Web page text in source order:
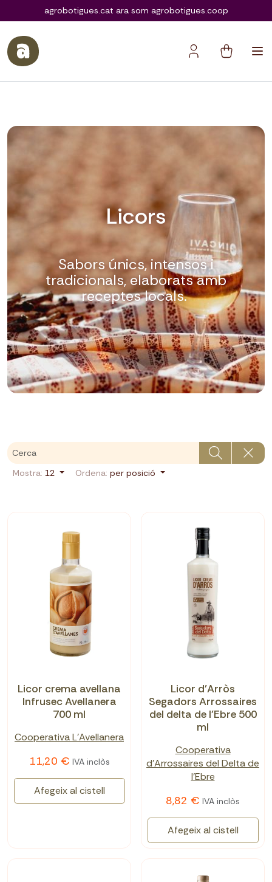
agrobotigues.coop
agrobotigues.cat ara som agrobotigues.coop
Licors
Sabors únics, intensos i
tradicionals, elaborats amb
receptes locals.
Mostra: 12 Ordena: per posició
Licor crema avellana
Infrusec Avellanera
700 ml
Cooperativa L'Avellanera
11,20 € IVA inclòs
Afegeix al cistell
Licor d'Arròs
Segadors Arrossaires
del delta de l'Ebre 500
ml
Cooperativa
d'Arrossaires del Delta de
l'Ebre
8,82 € IVA inclòs
Afegeix al cistell